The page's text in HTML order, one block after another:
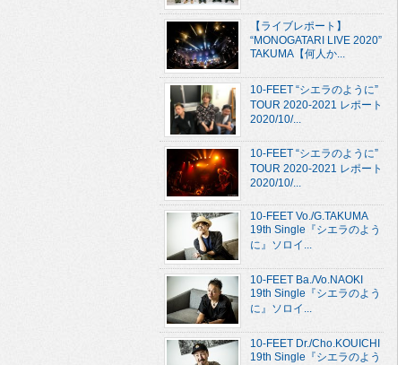
【ライブレポート】
“MONOGATARI LIVE 2020”
TAKUMA【何人か...
10-FEET “シエラのように”
TOUR 2020-2021 レポート
2020/10/...
10-FEET “シエラのように”
TOUR 2020-2021 レポート
2020/10/...
10-FEET Vo./G.TAKUMA
19th Single『シエラのよう
に』ソロイ...
10-FEET Ba./Vo.NAOKI
19th Single『シエラのよう
に』ソロイ...
10-FEET Dr./Cho.KOUICHI
19th Single『シエラのよう